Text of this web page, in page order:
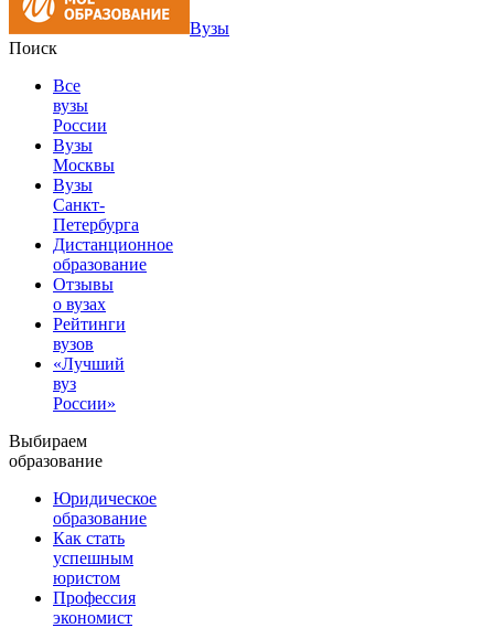
Вузы
Поиск
Все
вузы
России
Вузы
Москвы
Вузы
Санкт-
Петербурга
Дистанционное
образование
Отзывы
о вузах
Рейтинги
вузов
«Лучший
вуз
России»
Выбираем
образование
Юридическое
образование
Как стать
успешным
юристом
Профессия
экономист